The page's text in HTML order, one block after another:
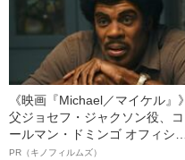
《映画『Michael／マイケル』》
父ジョセフ・ジャクソン役、コ
ールマン・ドミンゴ オフィシャ
ルインタビュー“観客を魅了した
PR（キノフィルムズ）